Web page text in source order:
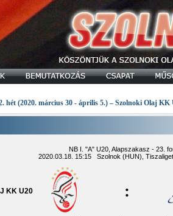
hét (2020. március 30 - április 5.) – Szolnoki Olaj KK
NB I. "A" U20, Alapszakasz - 23.
2020.03.18. 15:15 Szolnok (HUN),
KK U20 :